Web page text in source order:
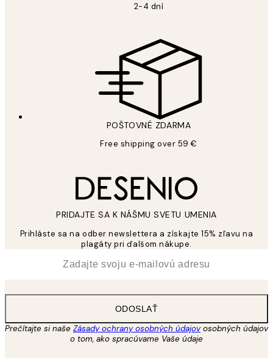
2-4 dní
POŠTOVNÉ ZDARMA
Free shipping over 59 €
PRIDAJTE SA K NÁŠMU SVETU UMENIA
Prihláste sa na odber newslettera a získajte 15% zľavu na
plagáty pri ďalšom nákupe.
ODOSLAŤ
Prečítajte si naše Zásady ochrany osobných údajovosobných údajov
o tom, ako spracúvame Vaše údaje